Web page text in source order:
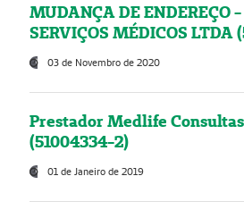
MUDANÇA DE ENDEREÇO
SERVIÇOS MÉDICOS LTDA
03 de Novembro de 2020
Prestador Medlife
(51004334-2)
01 de Janeiro de 2019